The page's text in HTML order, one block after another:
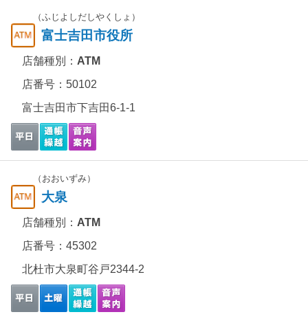
（ふじよしだしやくしょ）
富士吉田市役所
店舗種別： ATM
店番号：50102
富士吉田市下吉田6-1-1
（おおいずみ）
大泉
店舗種別： ATM
店番号：45302
北杜市大泉町谷戸2344-2